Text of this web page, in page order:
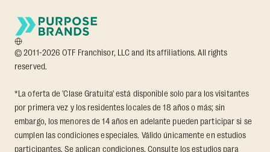
© 2011-2026 OTF Franchisor, LLC and its affiliations. All rights
reserved.
*La oferta de 'Clase Gratuita' está disponible solo para los visitantes
por primera vez y los residentes locales de 18 años o más; sin
embargo, los menores de 14 años en adelante pueden participar si se
cumplen las condiciones especiales. Válido únicamente en estudios
participantes. Se aplican condiciones. Consulte los estudios para